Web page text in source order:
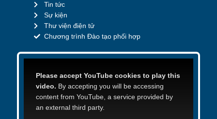
Tin tức
Sự kiện
Thư viện điện tử
Chương trình Đào tạo phối hợp
Please accept YouTube cookies to play this
video. By accepting you will be accessing
content from YouTube, a service provided by
an external third party.